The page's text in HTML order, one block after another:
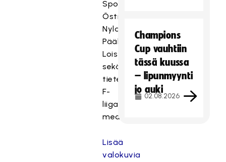
Sporten,
Östra
Nyland,
Pääkallo.fi,
LoistoCast
sekä
tietenkin
F-
liigan
mediatiimi.
Lisää
valokuvia
ä
l
t
ö
o
n
e
s
y
,
Champions
Cup vauhtiin
tässä kuussa
– lipunmyynti
jo auki
02.08.2026